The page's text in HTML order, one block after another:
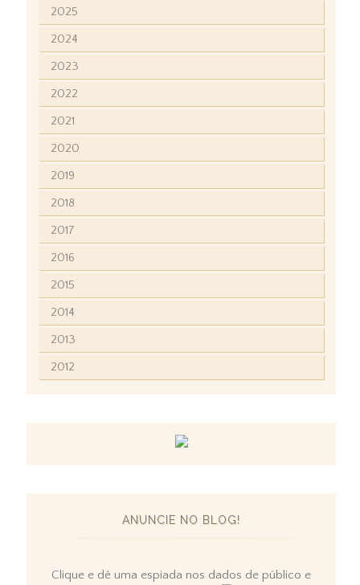
2025
2024
2023
2022
2021
2020
2019
2018
2017
2016
2015
2014
2013
2012
ANUNCIE NO BLOG!
Clique e dê uma espiada nos dados de público e